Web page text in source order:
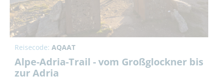
Reisecode: AQAAT
Alpe-Adria-Trail - vom Großglockner bis
zur Adria